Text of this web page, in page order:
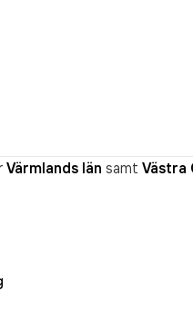
Värmlands län samt Västra